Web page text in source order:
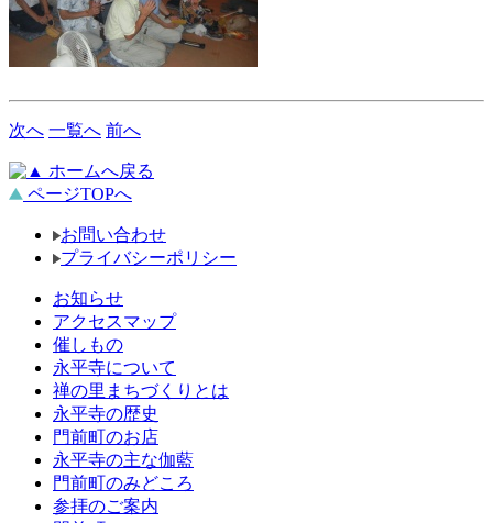
次へ 一覧へ 前へ
ホームへ戻る
ページTOPへ
お問い合わせ
プライバシーポリシー
お知らせ
アクセスマップ
催しもの
永平寺について
禅の里まちづくりとは
永平寺の歴史
門前町のお店
永平寺の主な伽藍
門前町のみどころ
参拝のご案内